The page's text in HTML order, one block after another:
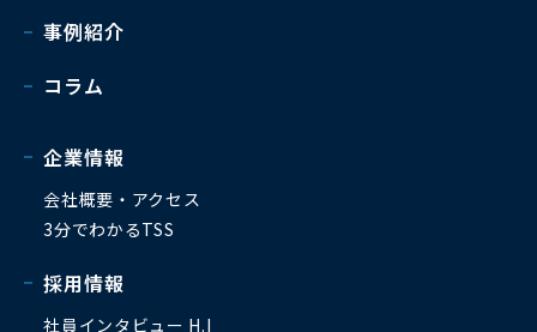
事例紹介
コラム
企業情報
会社概要・アクセス
3分でわかるTSS
採用情報
社員インタビュー H.I